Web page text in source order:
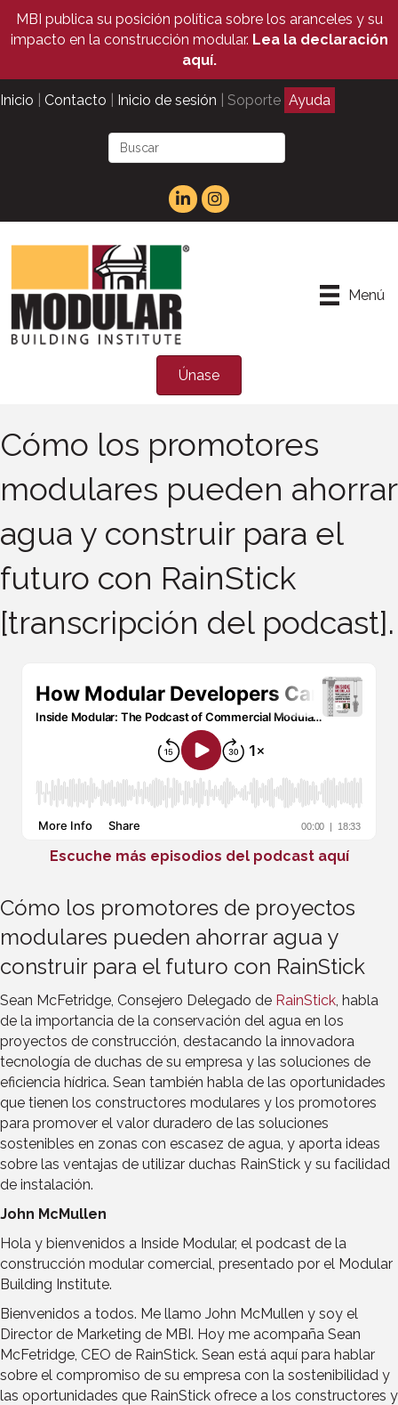
MBI publica su posición política sobre los aranceles y su
impacto en la construcción modular. Lea la declaración
aquí.
Inicio Contacto Inicio de sesión | Soporte Ayuda
Menú
Únase
Cómo los promotores
modulares pueden ahorrar
agua y construir para el
futuro con RainStick
[transcripción del podcast].
Escuche más episodios del podcast aquí
Cómo los promotores de proyectos
modulares pueden ahorrar agua y
construir para el futuro con RainStick
Sean McFetridge, Consejero Delegado de RainStick, habla
de la importancia de la conservación del agua en los
proyectos de construcción, destacando la innovadora
tecnología de duchas de su empresa y las soluciones de
eficiencia hídrica. Sean también habla de las oportunidades
que tienen los constructores modulares y los promotores
para promover el valor duradero de las soluciones
sostenibles en zonas con escasez de agua, y aporta ideas
sobre las ventajas de utilizar duchas RainStick y su facilidad
de instalación.
John McMullen
Hola y bienvenidos a Inside Modular, el podcast de la
construcción modular comercial, presentado por el Modular
Building Institute.
Bienvenidos a todos. Me llamo John McMullen y soy el
Director de Marketing de MBI. Hoy me acompaña Sean
McFetridge, CEO de RainStick. Sean está aquí para hablar
sobre el compromiso de su empresa con la sostenibilidad y
las oportunidades que RainStick ofrece a los constructores y